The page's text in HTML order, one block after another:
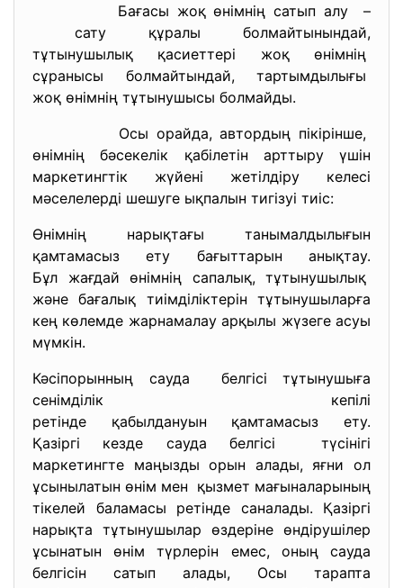
Бағасы жоқ өнімнің сатып алу –
сату құралы болмайтынындай,
тұтынушылық қасиеттері жоқ өнімнің
сұранысы болмайтындай, тартымдылығы
жоқ өнімнің тұтынушысы болмайды.
Осы орайда, автордың пікірінше,
өнімнің бәсекелік қабілетін арттыру үшін
маркетингтік жүйені жетілдіру келесі
мәселелерді шешуге ықпалын тигізуі тиіс:
Өнімнің нарықтағы танымалдылығын
қамтамасыз ету бағыттарын анықтау.
Бұл жағдай өнімнің сапалық, тұтынушылық
және бағалық тиімділіктерін тұтынушыларға
кең көлемде жарнамалау арқылы жүзеге асуы
мүмкін.
Кәсіпорынның сауда белгісі тұтынушыға
сенімділік кепілі
ретінде қабылдануын қамтамасыз ету.
Қазіргі кезде сауда белгісі түсінігі
маркетингте маңызды орын алады, яғни ол
ұсынылатын өнім мен қызмет мағыналарының
тікелей баламасы ретінде саналады. Қазіргі
нарықта тұтынушылар өздеріне өндірушілер
ұсынатын өнім түрлерін емес, оның сауда
белгісін сатып алады, Осы тарапта